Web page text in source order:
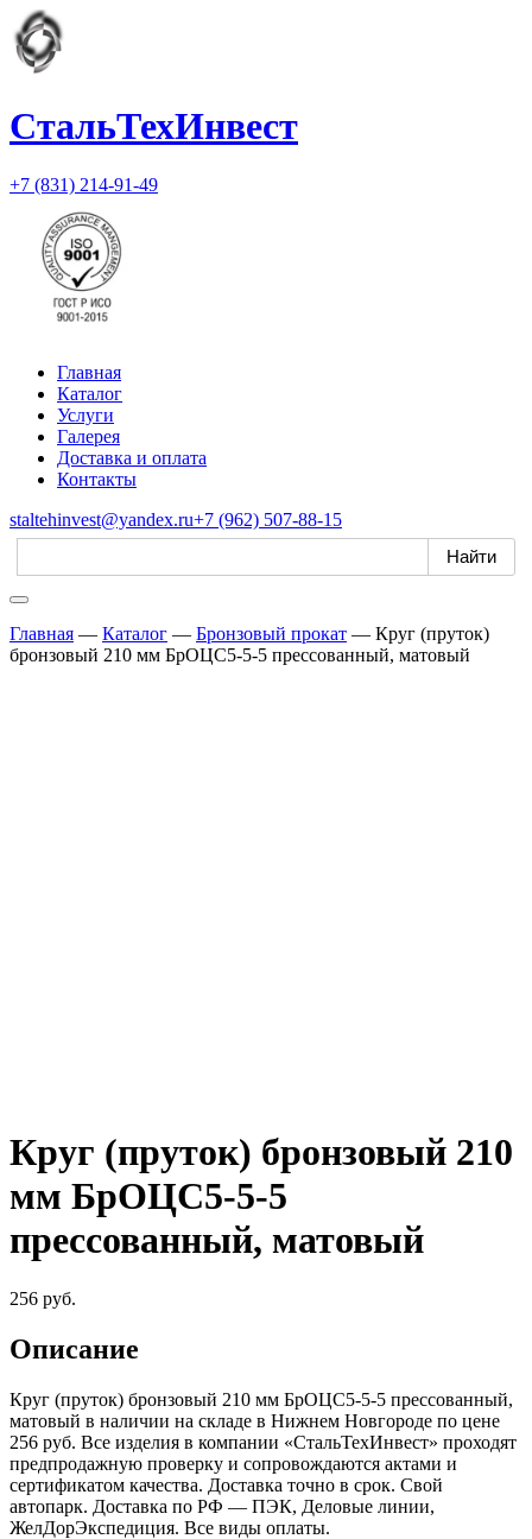
СтальТехИнвест
+7 (831) 214-91-49
Главная
Каталог
Услуги
Галерея
Доставка и оплата
Контакты
staltehinvest@yandex.ru+7 (962) 507-88-15
Главная — Каталог — Бронзовый прокат — Круг (пруток)
бронзовый 210 мм БрОЦС5-5-5 прессованный, матовый
Круг (пруток) бронзовый 210
мм БрОЦС5-5-5
прессованный, матовый
256 руб.
Описание
Круг (пруток) бронзовый 210 мм БрОЦС5-5-5 прессованный,
матовый в наличии на складе в Нижнем Новгороде по цене
256 руб. Все изделия в компании «СтальТехИнвест» проходят
предпродажную проверку и сопровождаются актами и
сертификатом качества. Доставка точно в срок. Свой
автопарк. Доставка по РФ — ПЭК, Деловые линии,
ЖелДорЭкспедиция. Все виды оплаты.